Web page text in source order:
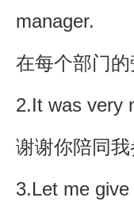
manager.
在每个部门
2.It was very
谢谢你陪同我
3.Let me